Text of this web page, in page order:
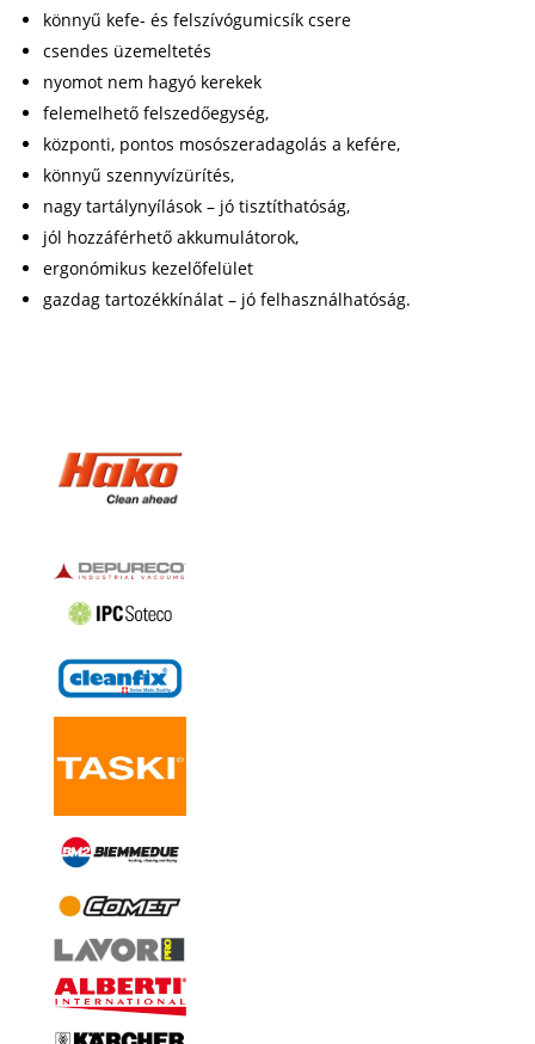
könnyű kefe- és felszívógumicsík csere
csendes üzemeltetés
nyomot nem hagyó kerekek
felemelhető felszedőegység,
központi, pontos mosószeradagolás a kefére,
könnyű szennyvízürítés,
nagy tartálynyílások – jó tisztíthatóság,
jól hozzáférhető akkumulátorok,
ergonómikus kezelőfelület
gazdag tartozékkínálat – jó felhasználhatóság.